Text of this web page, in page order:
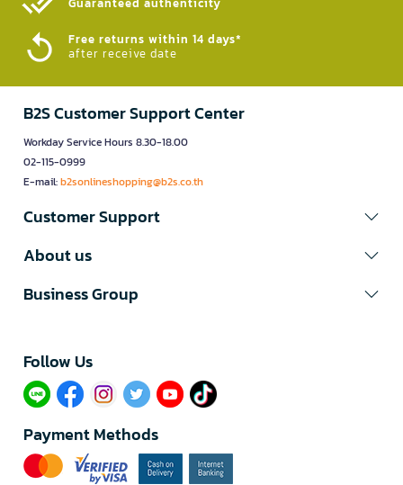
Free returns within 14 days*
after receive date
B2S Customer Support Center
Workday Service Hours 8.30-18.00
02-115-0999
E-mail:b2sonlineshopping@b2s.co.th
Customer Support
About us
Business Group
Follow Us​
Payment Methods